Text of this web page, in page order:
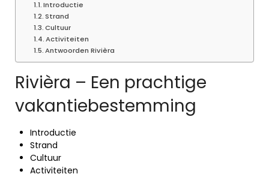
Introductie
Strand
Cultuur
Activiteiten
Antwoorden Rivièra
Rivièra – Een prachtige
vakantiebestemming
Introductie
Strand
Cultuur
Activiteiten